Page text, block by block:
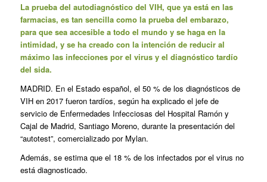
La prueba del autodiagnóstico del VIH, que ya está en las
farmacias, es tan sencilla como la prueba del embarazo,
para que sea accesible a todo el mundo y se haga en la
intimidad, y se ha creado con la intención de reducir al
máximo las infecciones por el virus y el diagnóstico tardío
del sida.
MADRID. En el Estado español, el 50 % de los diagnósticos de
VIH en 2017 fueron tardíos, según ha explicado el jefe de
servicio de Enfermedades Infecciosas del Hospital Ramón y
Cajal de Madrid, Santiago Moreno, durante la presentación del
“autotest”, comercializado por Mylan.
Además, se estima que el 18 % de los infectados por el virus no
está diagnosticado.